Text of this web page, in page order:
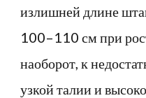
излишней длине
100–110 см при
наоборот, к
узкой талии и